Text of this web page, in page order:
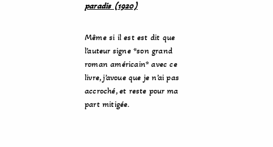
paradis (1920)
Même si il est est dit que
l’auteur signe *son grand
roman américain* avec ce
livre, j’avoue que je n’ai pas
accroché, et reste pour ma
part mitigée.